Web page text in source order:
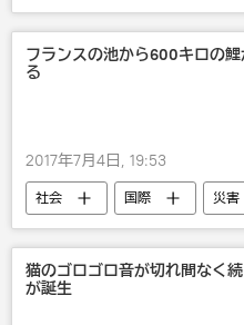
フランスの池から600キロの
る
2017年7月4日, 19:53
社会 国際
災害
欧州
フランス
猫のゴロゴロ音が切れ間なく
が誕生